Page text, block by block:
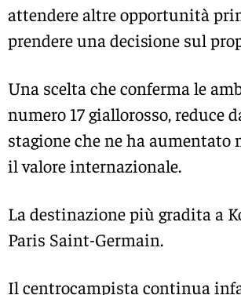
attendere altre opportunità
prendere una decisione sul
Una scelta che conferma le
numero 17 giallorosso, reduce
stagione che ne ha aumentato
il valore internazionale.
La destinazione più gradita a
Paris Saint-Germain.
Il centrocampista continua